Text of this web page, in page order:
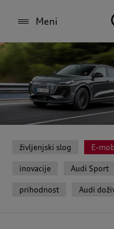
Meni
življenjski slog E-
inovacije Audi Sport
prihodnost Audi